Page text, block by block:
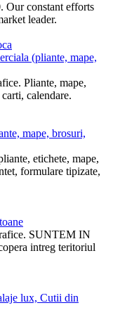
Our constant efforts
leader.
(pliante, mape,
Pliante, mape,
calendare.
mape, brosuri,
etichete, mape,
formulare tipizate,
SUNTEM IN
intreg teritoriul
lux, Cutii din